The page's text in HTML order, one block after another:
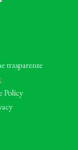
trasparente
Policy